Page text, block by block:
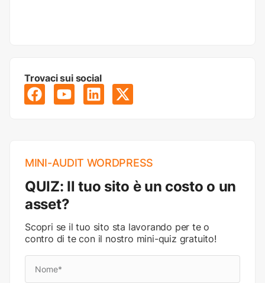
Trovaci sui social
MINI-AUDIT WORDPRESS
QUIZ: Il tuo sito è un costo o un
asset?
Scopri se il tuo sito sta lavorando per te o
contro di te con il nostro mini-quiz gratuito!